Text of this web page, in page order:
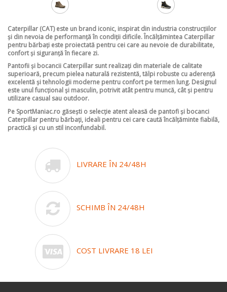
Caterpillar (CAT)este un brand iconic, inspirat din industria construcțiilor
și din nevoia de performanță în condiții dificile. Încălțămintea Caterpillar
pentru bărbați este proiectată pentru cei care au nevoie de durabilitate,
confort și siguranțăîn fiecare zi.
Pantofii și bocancii Caterpillar sunt realizați din materiale de calitate
superioară, precum pielea naturală rezistentă, tălpi robuste cu aderență
excelentă și tehnologii moderne pentru confort pe termen lung. Designul
este unulfuncțional și masculin, potrivit atât pentru muncă, cât și pentru
utilizare casual sau outdoor.
Pe SportManiac.ro găsești o selecție atent aleasă de pantofi și bocanci
Caterpillar pentru bărbați, ideali pentru cei care caută încălțăminte fiabilă,
practică și cu un stil inconfundabil.
LIVRARE ÎN 24/48H
SCHIMB ÎN 24/48H
COST LIVRARE 18 LEI